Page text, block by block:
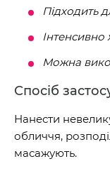
Підходить
Інтенсивно
Можна
Спосіб
Нанести
обличчя,
масажують.